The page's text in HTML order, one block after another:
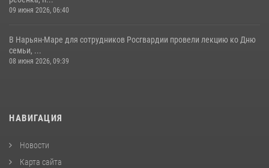
09 июня 2026, 06:40
В Нарьян-Маре для сотрудников Росгвардии провели лекцию ко Дню
семьи, ...
08 июня 2026, 09:39
НАВИГАЦИЯ
Новости
Карта сайта